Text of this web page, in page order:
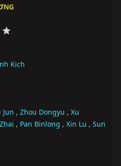
Kịch
Jun , Zhou Dongyu , Xu
, Pan Binlong , Xin Lu , Sun